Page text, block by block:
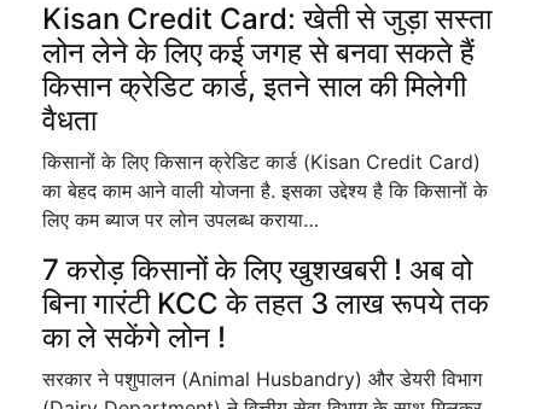
Kisan Credit Card: खेती से जुड़ा सस्ता
लोन लेने के लिए कई जगह से बनवा सकते हैं
किसान क्रेडिट कार्ड, इतने साल की मिलेगी
वैधता
किसानों के लिए किसान क्रेडिट कार्ड (Kisan Credit Card)
का बेहद काम आने वाली योजना है. इसका उद्देश्य है कि किसानों के
लिए कम ब्याज पर लोन उपलब्ध कराया…
7 करोड़ किसानों के लिए खुशखबरी ! अब वो
बिना गारंटी KCC के तहत 3 लाख रूपये तक
का ले सकेंगे लोन !
सरकार ने पशुपालन (Animal Husbandry) और डेयरी विभाग